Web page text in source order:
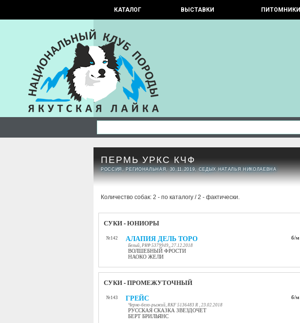
КАТАЛОГ ВЫСТАВКИ ПИТОМНИКИ
ПЕРМЬ УРКС КЧФ
РОССИЯ, РЕГИОНАЛЬНАЯ, 30.11.2019, СЕДЫХ НАТАЛЬЯ НИКОЛАЕВНА
Количество собак: 2 - по каталогу / 2 - фактически.
СУКИ - ЮНИОРЫ
№142 АЛАПИЯ ДЕЛЬ ТОРО
Белый, РКФ 5379949,, 27.12.2018
ВОЛШЕБНЫЙ ФРОСТИ
НАОКО ЖЕЛИ
б/м
СУКИ - ПРОМЕЖУТОЧНЫЙ
№143 ГРЕЙС
Черно-бело-рыжий, RKF 5136483 R , 23.02.2018
РУССКАЯ СКАЗКА ЗВЕЗДОЧЕТ
БЕРТ БРИЛЬЯНС
б/м